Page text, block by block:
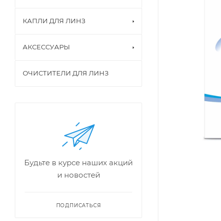
КАПЛИ ДЛЯ ЛИНЗ
АКСЕССУАРЫ
ОЧИСТИТЕЛИ ДЛЯ ЛИНЗ
Будьте в курсе наших акций
и новостей
ПОДПИСАТЬСЯ